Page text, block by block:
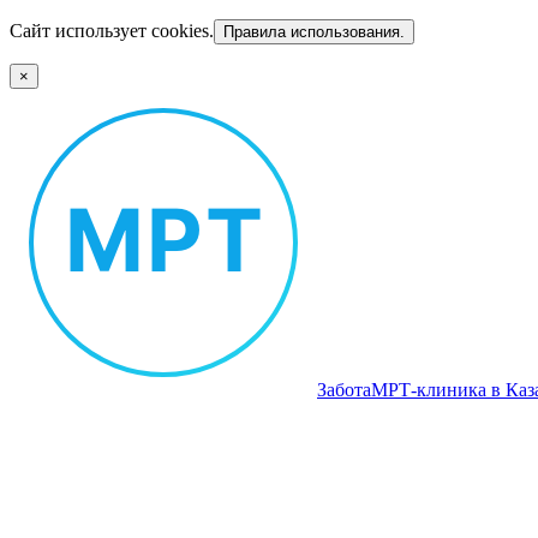
Сайт использует cookies. Правила использования.
×
ЗаботаМРТ‑клиника в